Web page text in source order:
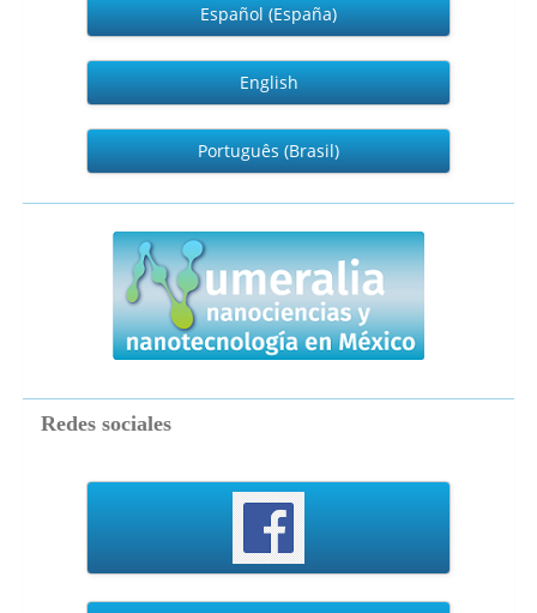
Español (España)
English
Português (Brasil)
numeralia
Redes sociales